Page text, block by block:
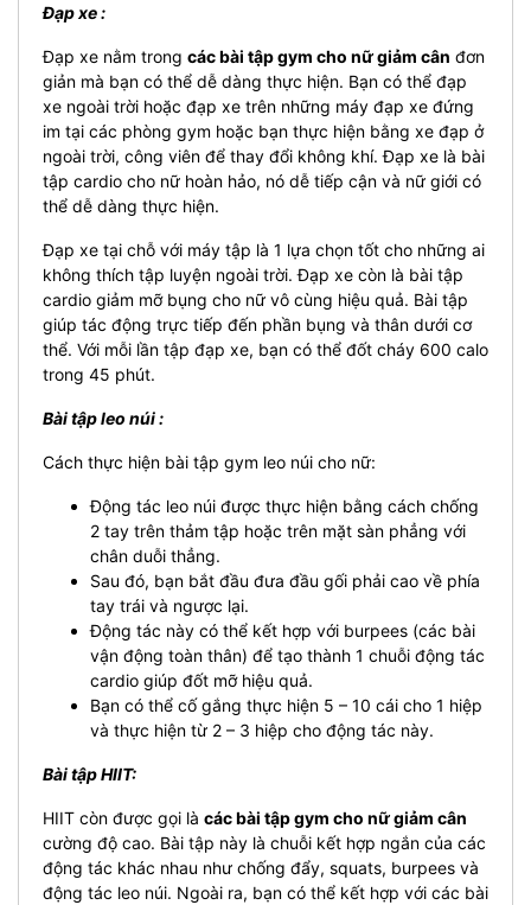
Đạp xe :
Đạp xe nằm trong các bài tập gym cho nữ giảm cân đơn
giản mà bạn có thể dễ dàng thực hiện. Bạn có thể đạp
xe ngoài trời hoặc đạp xe trên những máy đạp xe đứng
im tại các phòng gym hoặc bạn thực hiện bằng xe đạp ở
ngoài trời, công viên để thay đổi không khí. Đạp xe là bài
tập cardio cho nữ hoàn hảo, nó dễ tiếp cận và nữ giới có
thể dễ dàng thực hiện.
Đạp xe tại chỗ với máy tập là 1 lựa chọn tốt cho những ai
không thích tập luyện ngoài trời. Đạp xe còn là bài tập
cardio giảm mỡ bụng cho nữ vô cùng hiệu quả. Bài tập
giúp tác động trực tiếp đến phần bụng và thân dưới cơ
thể. Với mỗi lần tập đạp xe, bạn có thể đốt cháy 600 calo
trong 45 phút.
Bài tập leo núi :
Cách thực hiện bài tập gym leo núi cho nữ:
Động tác leo núi được thực hiện bằng cách chống
2 tay trên thảm tập hoặc trên mặt sàn phẳng với
chân duỗi thẳng.
Sau đó, bạn bắt đầu đưa đầu gối phải cao về phía
tay trái và ngược lại.
Động tác này có thể kết hợp với burpees (các bài
vận động toàn thân) để tạo thành 1 chuỗi động tác
cardio giúp đốt mỡ hiệu quả.
Bạn có thể cố gắng thực hiện 5 – 10 cái cho 1 hiệp
và thực hiện từ 2 – 3 hiệp cho động tác này.
Bài tập HIIT:
HIIT còn được gọi là các bài tập gym cho nữ giảm cân
cường độ cao. Bài tập này là chuỗi kết hợp ngắn của các
động tác khác nhau như chống đẩy, squats, burpees và
động tác leo núi. Ngoài ra, bạn có thể kết hợp với các bài